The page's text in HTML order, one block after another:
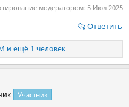
модератором: 5 Июл 2025
Ответить
и ещё 1 человек
Участник